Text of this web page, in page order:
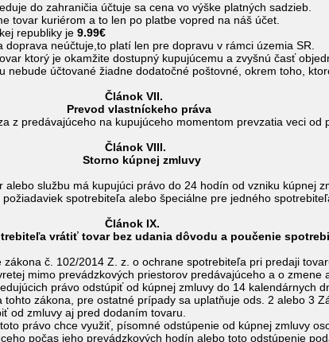
do zahraničia účtuje sa cena vo výške platných sadzieb.
tovar kuriérom a to len po platbe vopred na náš účet.
republiky je 9.99€
doprava neúčtuje,to platí len pre dopravu v rámci územia SR.
ktorý je okamžite dostupný kupujúcemu a zvyšnú časť
nebude účtované žiadne dodatočné poštovné, okrem toho,
VII.
práva
z predávajúceho na kupujúceho momentom prevzatia veci od
VIII.
zmluvy
alebo službu má kupujúci právo do 24 hodín od vzniku kúpnej
spotrebiteľa alebo špeciálne pre jedného
IX.
tovar bez udania dôvodu a poučenie
č. 102/2014 Z. z. o ochrane spotrebiteľa pri predaji
mimo prevádzkových priestorov predávajúceho a o
právo odstúpiť od kúpnej zmluvy do 14 kalendárnych
zákona, pre ostatné prípady sa uplatňuje ods. 2 alebo 3
od zmluvy aj pred dodaním tovaru.
právo chce využiť, písomné odstúpenie od kúpnej zmluvy
počas jeho prevádzkových hodín alebo toto odstúpenie